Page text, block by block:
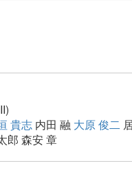
貴志 内田 融 大原 俊二
郎 森安 章